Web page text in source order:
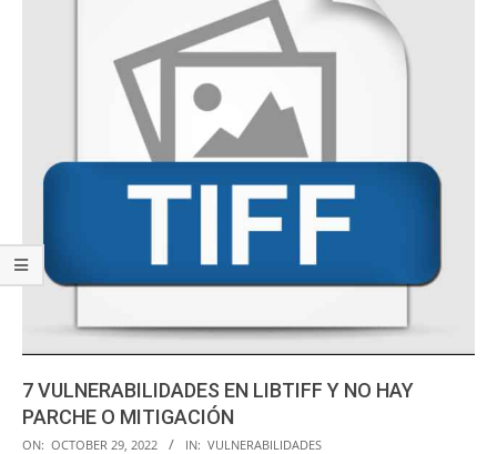
7 VULNERABILIDADES EN LIBTIFF Y NO HAY
PARCHE O MITIGACIÓN
2022-
ON: OCTOBER 29, 2022 IN: VULNERABILIDADES